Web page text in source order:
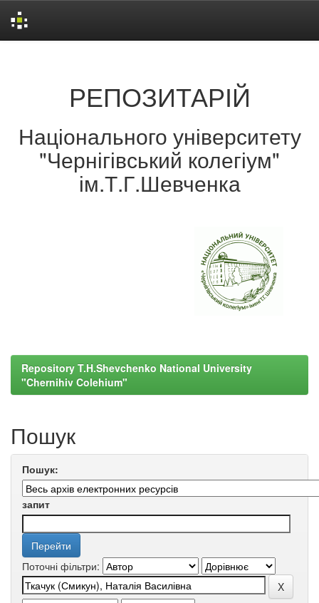
РЕПОЗИТАРІЙ
Національного університету
"Чернігівський колегіум"
ім.Т.Г.Шевченка
Repository T.H.Shevchenko National University
"Chernihiv Colehium"
Пошук
Пошук:
запит
Поточні фільтри: